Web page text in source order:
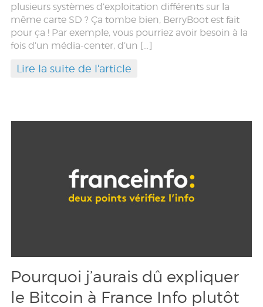
plusieurs systèmes d’exploitation différents sur la
même carte SD ? Ça tombe bien, BerryBoot est fait
pour ça ! Par exemple, vous pourriez avoir besoin à la
fois d’un média-center, d’un […]
Lire la suite de l'article
Pourquoi j’aurais dû expliquer
le Bitcoin à France Info plutôt